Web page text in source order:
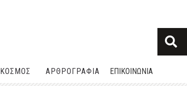
ΚΟΣΜΟΣ ΑΡΘΡΟΓΡΑΦΙΑ ΕΠΙΚΟΙΝΩΝΙΑ